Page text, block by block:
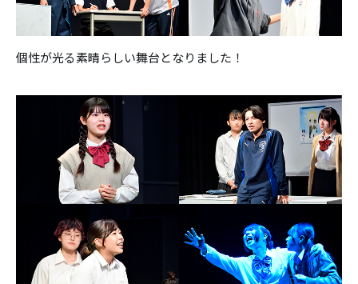
個性が光る素晴らしい舞台となりました！